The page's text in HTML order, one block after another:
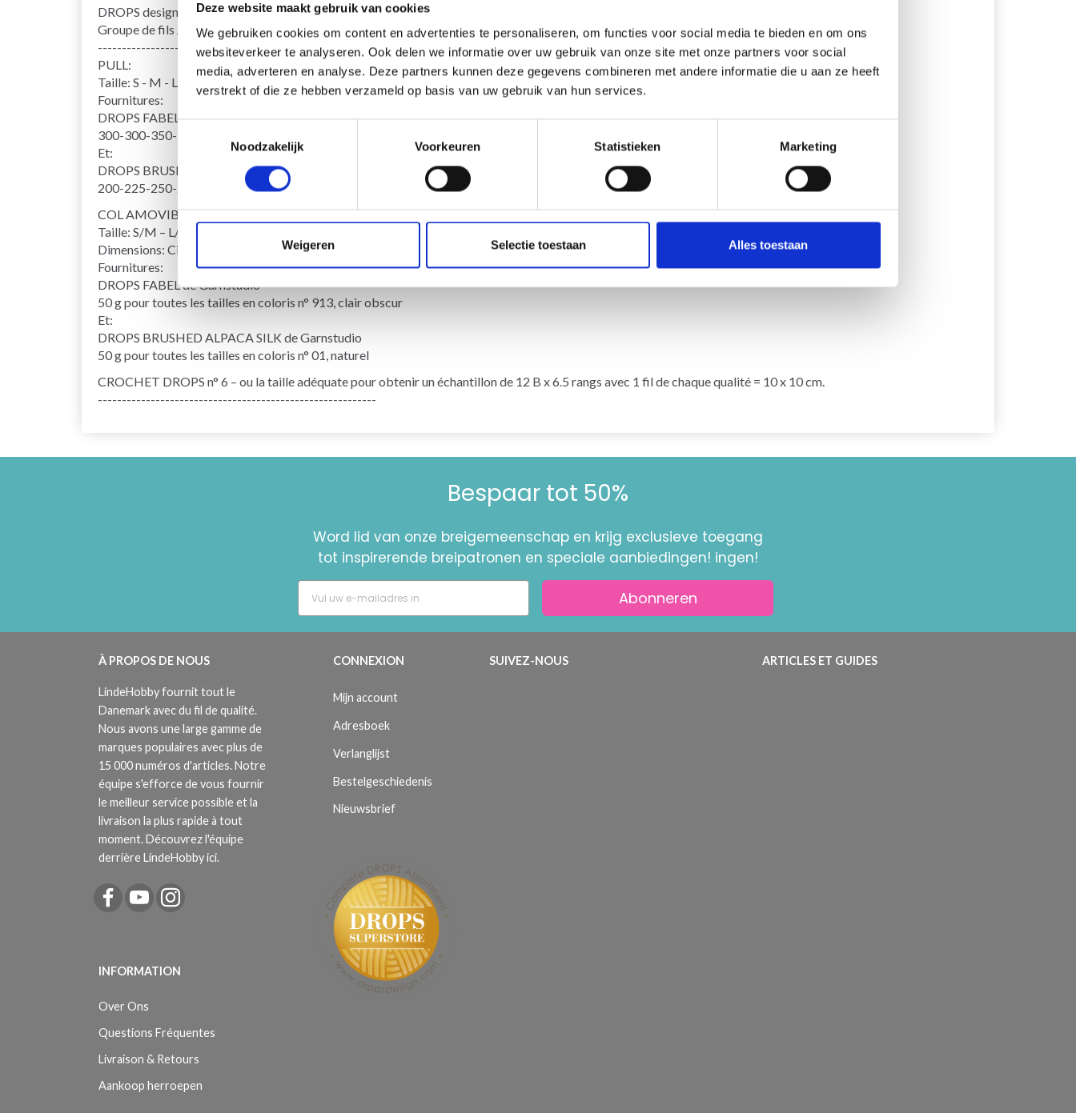
Deze website maakt gebruik van cookies
We gebruiken cookies om content en advertenties te personaliseren, om functies voor social media te bieden en om ons
websiteverkeer te analyseren. Ook delen we informatie over uw gebruik van onze site met onze partners voor social
media, adverteren en analyse. Deze partners kunnen deze gegevens combineren met andere informatie die u aan ze heeft
verstrekt of die ze hebben verzameld op basis van uw gebruik van hun services.
Noodzakelijk
Voorkeuren Statistieken Marketing
Weigeren Selectie toestaan Alles toestaan
DROPS design: Modèle n° fa-316
Groupe de fils A et C
----------------------------------------------------------
PULL:
Taille: S - M - L - XL - XXL - XXXL
Fournitures:
DROPS FABEL de Garnstudio
300-300-350-350-400-450 g coloris n° 913, clair obscur
Et:
DROPS BRUSHED ALPACA SILK de Garnstudio
200-225-250-250-275-325 g coloris n° 01, naturel
COL AMOVIBLE:
Taille: S/M – L/ XL – XXL/XXXL
Dimensions: Circonférence: environ 53-62-67 cm, hauteur: 15 cm
Fournitures:
DROPS FABEL de Garnstudio
50 g pour toutes les tailles en coloris n° 913, clair obscur
Et:
DROPS BRUSHED ALPACA SILK de Garnstudio
50 g pour toutes les tailles en coloris n° 01, naturel
CROCHET DROPS n° 6 – ou la taille adéquate pour obtenir un échantillon de 12 B x 6.5 rangs avec 1 fil de chaque qualité = 10 x 10 cm.
----------------------------------------------------------
Bespaar tot 50%
Word lid van onze breigemeenschap en krijg exclusieve toegang
tot inspirerende breipatronen en speciale aanbiedingen! ingen!
Abonneren
À PROPOS DE NOUS
LindeHobby fournit tout le
Danemark avec du fil de qualité.
Nous avons une large gamme de
marques populaires avec plus de
15 000 numéros d'articles. Notre
équipe s'efforce de vous fournir
le meilleur service possible et la
livraison la plus rapide à tout
moment. Découvrez l'équipe
derrière LindeHobby ici.
INFORMATION
Over Ons
Questions Fréquentes
Livraison & Retours
Aankoop herroepen
CONNEXION
Mijn account
Adresboek
Verlanglijst
Bestelgeschiedenis
Nieuwsbrief
SUIVEZ-NOUS ARTICLES ET GUIDES